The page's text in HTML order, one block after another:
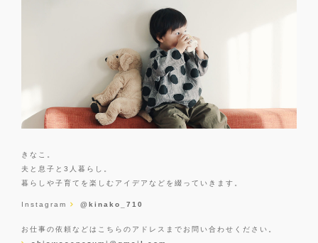
きなこ。
夫と息子と3人暮らし。
暮らしや子育てを楽しむアイデアなどを綴っていきます。
Instagram @kinako_710
お仕事の依頼などはこちらのアドレスまでお問い合わせください。